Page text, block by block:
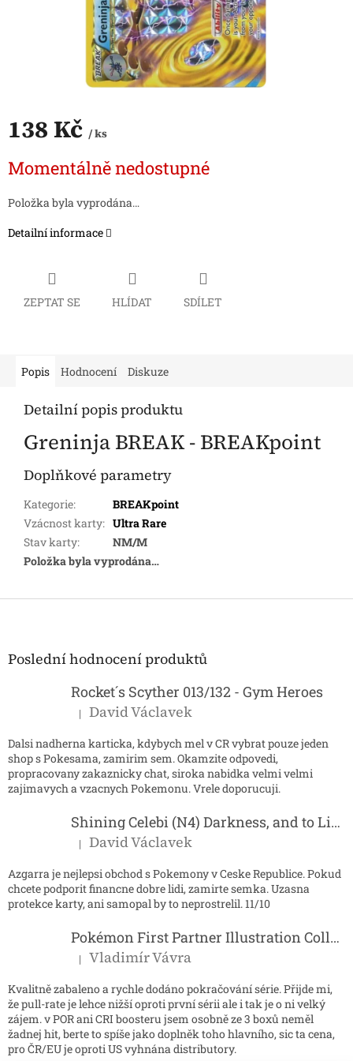
138 Kč / ks
cena:
Momentálně nedostupné
Položka byla vyprodána…
Detailní informace
ZEPTAT SE HLÍDAT SDÍLET
Popis Hodnocení Diskuze
Detailní popis produktu
Greninja BREAK - BREAKpoint
Doplňkové parametry
Kategorie:
BREAKpoint
Vzácnost karty: Ultra Rare
Stav karty:
NM/M
Položka byla vyprodána…
Z
Poslední hodnocení produktů
Rocket´s Scyther 013/132 - Gym Heroes
Hodnocení produktu je 5 z 5 hvězdiček.
| David Václavek
Dalsi nadherna karticka, kdybych mel v CR vybrat pouze jeden
shop s Pokesama, zamirim sem. Okamzite odpovedi,
propracovany zakaznicky chat, siroka nabidka velmi velmi
zajimavych a vzacnych Pokemonu. Vrele doporucuji.
Shining Celebi (N4) Darkness, and to Light...
Hodnocení produktu je 5 z 5 hvězdiček.
| David Václavek
Azgarra je nejlepsi obchod s Pokemony v Ceske Republice. Pokud
chcete podporit financne dobre lidi, zamirte semka. Uzasna
protekce karty, ani samopal by to neprostrelil. 11/10
Pokémon First Partner Illustration Collection - Series 2
Hodnocení produktu je 5 z 5 hvězdiček.
| Vladimír Vávra
Kvalitně zabaleno a rychle dodáno pokračování série. Přijde mi,
že pull-rate je lehce nižší oproti první sérii ale i tak je o ni velký
zájem. v POR ani CRI boosteru jsem osobně ze 3 boxů neměl
žadnej hit, berte to spíše jako doplněk toho hlavního, sic ta cena,
pro ČR/EU je oproti US vyhnána distributory.